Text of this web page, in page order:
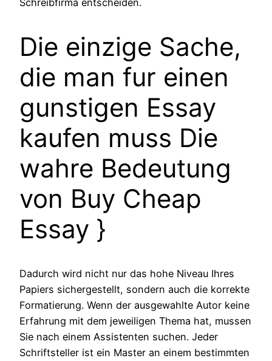
Die einzige Sache,
die man fur einen
gunstigen Essay
kaufen muss Die
wahre Bedeutung
von Buy Cheap
Essay }
Dadurch wird nicht nur das hohe Niveau Ihres
Papiers sichergestellt, sondern auch die korrekte
Formatierung. Wenn der ausgewahlte Autor keine
Erfahrung mit dem jeweiligen Thema hat, mussen
Sie nach einem Assistenten suchen. Jeder
Schriftsteller ist ein Master an einem bestimmten